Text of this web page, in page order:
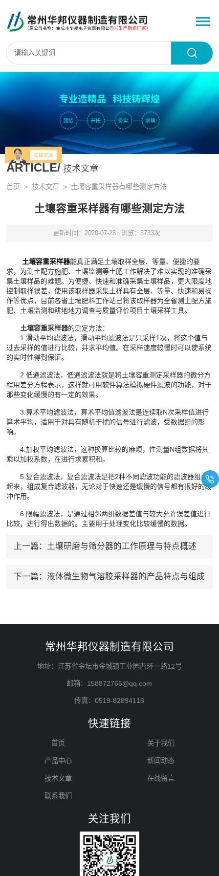
ARTICLE/ 技术文章
首页 >技术文章 > 土壤容重采样器有哪些测定方法
土壤容重采样器有哪些测定方法
更新时间：2020-07-28 浏览：3733次
土壤容重采样器能真正满足土壤取样全层、等量、便捷的要
求，为测土配方施肥、土壤监测等土肥工作解决了难以实现的准确采
集土壤样品的难题。为便捷、快速和准确采集土壤样品，更大限度地
控制取样误差，使用该取样器采集土样具有全层、等量、快速和易操
作等优点，目前各省土壤肥料工作站已将该取样器为全省测土配方施
肥、土壤监测和耕地地力调查与质量评价项目土壤采样工具。
土壤容重采样器的测定方法：
1.滑动平均滤波法，滑动平均滤波法是只采样1次，将这个值与
过去采样的值进行比较，并求平均值。在采样速度较慢时可以使系统
的实时性得到保证。
2.低通滤波法，低通滤波法就是将土壤容重测定采样器的微分方
程用差分方程表示，这样就可用软件算法模拟硬件滤波的功能，对于
那些变化缓慢的有一定的效果。
3.算术平均滤波法，算术平均值滤波法是连续取N次采样值进行
算术平均，适用于对具有随机干扰的信号进行滤波，受数据组的影
响。
4.加权平均滤波法，这种换算比较的麻烦，性测量N组数据将其
乘以加权系数，在进行求累积和。
5.复合滤波法，复合滤波法是把2种不同滤波功能的滤波器组合
起来，组成复合滤波器，无论对于快速还是缓慢的信号都有很好的缓
冲作用。
6.限幅滤波法，是通过相邻两组数据差值与较大允许误差值进行
比较，进行得出数据的。主要用于处理变化比较缓慢的数据。
上一篇： 土壤研磨与筛分器的工作原理与特点概述
下一篇： 液体微生物气溶胶采样器的产品特点与组成
常州华邦仪器制造有限公司
地址：江苏省金坛市金城镇工业园西环一路12号
邮箱：158872766@qq.com
传真：0519-82894118
快速链接
首页 关于我们
产品中心 新闻动态
技术文章 在线留言
联系我们
关注我们